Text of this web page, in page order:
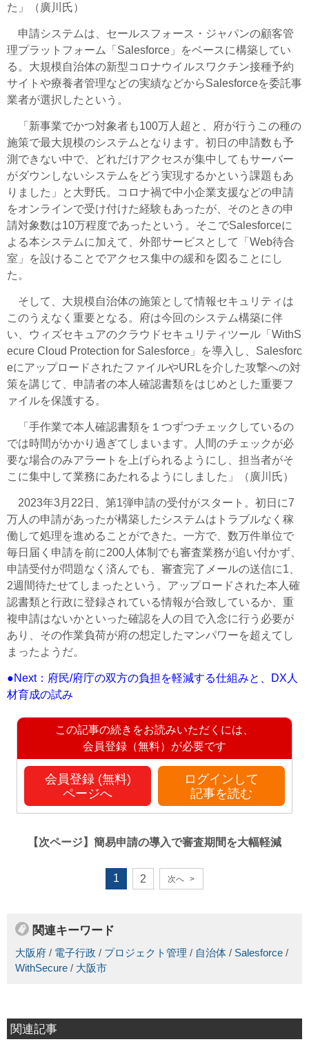
た」（廣川氏）
申請システムは、セールスフォース・ジャパンの顧客管
理プラットフォーム「Salesforce」をベースに構築してい
る。大規模自治体の新型コロナウイルスワクチン接種予約
サイトや療養者管理などの実績などからSalesforceを委託事
業者が選択したという。
「新事業でかつ対象者も100万人超と、府が行うこの種の
施策で最大規模のシステムとなります。初日の申請数も予
測できない中で、どれだけアクセスが集中してもサーバー
がダウンしないシステムをどう実現するかという課題もあ
りました」と大野氏。コロナ禍で中小企業支援などの申請
をオンラインで受け付けた経験もあったが、そのときの申
請対象数は10万程度であったという。そこでSalesforceに
よる本システムに加えて、外部サービスとして「Web待合
室」を設けることでアクセス集中の緩和を図ることにし
た。
そして、大規模自治体の施策として情報セキュリティは
このうえなく重要となる。府は今回のシステム構築に伴
い、ウィズセキュアのクラウドセキュリティツール「WithS
ecure Cloud Protection for Salesforce」を導入し、Salesforc
eにアップロードされたファイルやURLを介した攻撃への対
策を講じて、申請者の本人確認書類をはじめとした重要フ
ァイルを保護する。
「手作業で本人確認書類を１つずつチェックしているの
では時間がかかり過ぎてしまいます。人間のチェックが必
要な場合のみアラートを上げられるようにし、担当者がそ
こに集中して業務にあたれるようにしました」（廣川氏）
2023年3月22日、第1弾申請の受付がスタート。初日に7
万人の申請があったが構築したシステムはトラブルなく稼
働して処理を進めることができた。一方で、数万件単位で
毎日届く申請を前に200人体制でも審査業務が追い付かず、
申請受付が問題なく済んでも、審査完了メールの送信に1、
2週間待たせてしまったという。アップロードされた本人確
認書類と行政に登録されている情報が合致しているか、重
複申請はないかといった確認を人の目で入念に行う必要が
あり、その作業負荷が府の想定したマンパワーを超えてし
まったようだ。
●Next：府民/府庁の双方の負担を軽減する仕組みと、DX人
材育成の試み
この記事の続きをお読みいただくには、
会員登録（無料）が必要です
会員登録 (無料)
ページへ
ログインして
記事を読む
【次ページ】 簡易申請の導入で審査期間を大幅軽減
1 2 次へ >
関連キーワード
大阪府 / 電子行政 / プロジェクト管理 / 自治体 / Salesforce /
WithSecure / 大阪市
関連記事